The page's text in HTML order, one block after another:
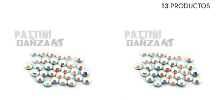
13 PRODUCTOS